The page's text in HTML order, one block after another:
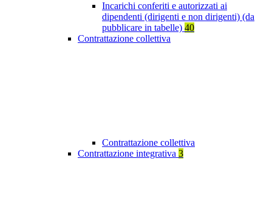
Incarichi conferiti e autorizzati ai
dipendenti (dirigenti e non dirigenti) (da
pubblicare in tabelle) 40
Contrattazione collettiva
Contrattazione collettiva
Contrattazione integrativa 3